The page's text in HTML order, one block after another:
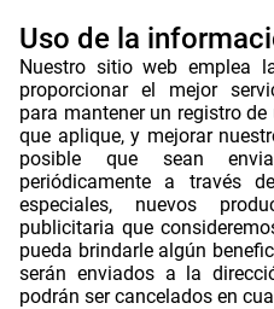
Uso de la
Nuestro sitio web emplea
proporcionar el mejor
para mantener un registro
que aplique, y mejorar
posible que sean
periódicamente a través
especiales, nuevos
publicitaria que
pueda brindarle algún
serán enviados a la
podrán ser cancelados en